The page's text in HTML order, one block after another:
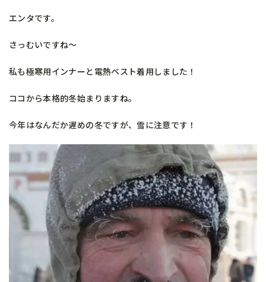
エンタです。
さっむいですね～
私も極寒用インナーと電熱ベスト着用しました！
ココから本格的冬始まりますね。
今年はなんだか遅めの冬ですが、雪に注意です！